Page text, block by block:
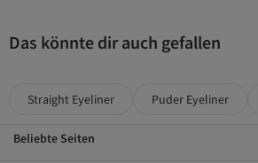
Das könnte dir auch gefallen
Straight Eyeliner Puder Eyeliner
Beliebte Seiten